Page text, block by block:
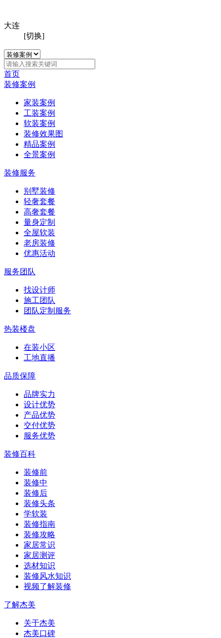
大连
[切换]
首页
装修案例
家装案例
工装案例
软装案例
装修效果图
精品案例
全景案例
装修服务
别墅装修
轻奢套餐
高奢套餐
量身定制
全屋软装
老房装修
优惠活动
服务团队
找设计师
施工团队
团队定制服务
热装楼盘
在装小区
工地直播
品质保障
品牌实力
设计优势
产品优势
交付优势
服务优势
装修百科
装修前
装修中
装修后
装修头条
学软装
装修指南
装修攻略
家居常识
家居测评
选材知识
装修风水知识
视频了解装修
了解杰美
关于杰美
杰美口碑